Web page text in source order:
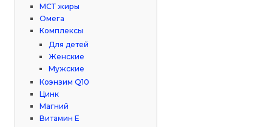
МСТ жиры
Омега
Комплексы
Для детей
Женские
Мужские
Коэнзим Q10
Цинк
Магний
Витамин Е